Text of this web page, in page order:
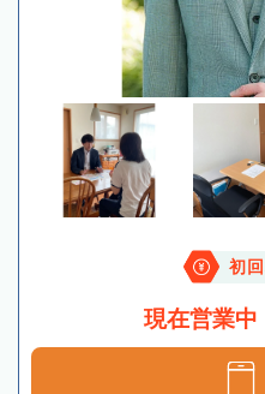
初
現在営業中